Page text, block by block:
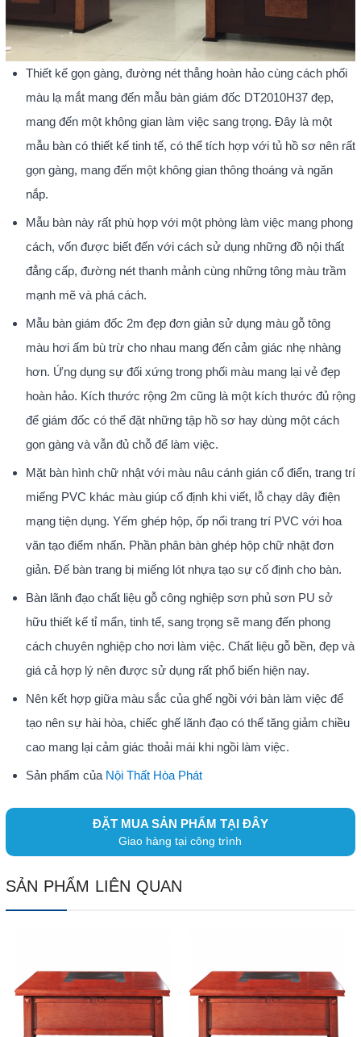
Thiết kế gọn gàng, đường nét thẳng hoàn hảo cùng cách phối
màu lạ mắt mang đến mẫu bàn giám đốc DT2010H37 đẹp,
mang đến một không gian làm việc sang trọng. Đây là một
mẫu bàn có thiết kế tinh tế, có thể tích hợp với tủ hồ sơ nên rất
gọn gàng, mang đến một không gian thông thoáng và ngăn
nắp.
Mẫu bàn này rất phù hợp với một phòng làm việc mang phong
cách, vốn được biết đến với cách sử dụng những đồ nội thất
đẳng cấp, đường nét thanh mảnh cùng những tông màu trầm
mạnh mẽ và phá cách.
Mẫu bàn giám đốc 2m đẹp đơn giản sử dụng màu gỗ tông
màu hơi ấm bù trừ cho nhau mang đến cảm giác nhẹ nhàng
hơn. Ứng dụng sự đối xứng trong phối màu mang lại vẻ đẹp
hoàn hảo. Kích thước rộng 2m cũng là một kích thước đủ rộng
để giám đốc có thể đặt những tập hồ sơ hay dùng một cách
gọn gàng và vẫn đủ chỗ để làm việc.
Mặt bàn hình chữ nhật với màu nâu cánh gián cổ điển, trang trí
miếng PVC khác màu giúp cố định khi viết, lỗ chạy dây điện
mạng tiện dụng. Yếm ghép hộp, ốp nổi trang trí PVC với hoa
văn tạo điểm nhấn. Phần phân bàn ghép hộp chữ nhật đơn
giản. Đế bàn trang bị miếng lót nhựa tạo sự cố định cho bàn.
Bàn lãnh đạo chất liệu gỗ công nghiệp sơn phủ sơn PU sở
hữu thiết kế tỉ mẩn, tinh tế, sang trọng sẽ mang đến phong
cách chuyên nghiệp cho nơi làm việc. Chất liệu gỗ bền, đẹp và
giá cả hợp lý nên được sử dụng rất phổ biến hiện nay.
Nên kết hợp giữa màu sắc của ghế ngồi với bàn làm việc để
tạo nên sự hài hòa, chiếc ghế lãnh đạo có thể tăng giảm chiều
cao mang lại cảm giác thoải mái khi ngồi làm việc.
Sản phẩm của Nội Thất Hòa Phát
ĐẶT MUA SẢN PHẨM TẠI ĐÂY
Giao hàng tại công trình
SẢN PHẨM LIÊN QUAN